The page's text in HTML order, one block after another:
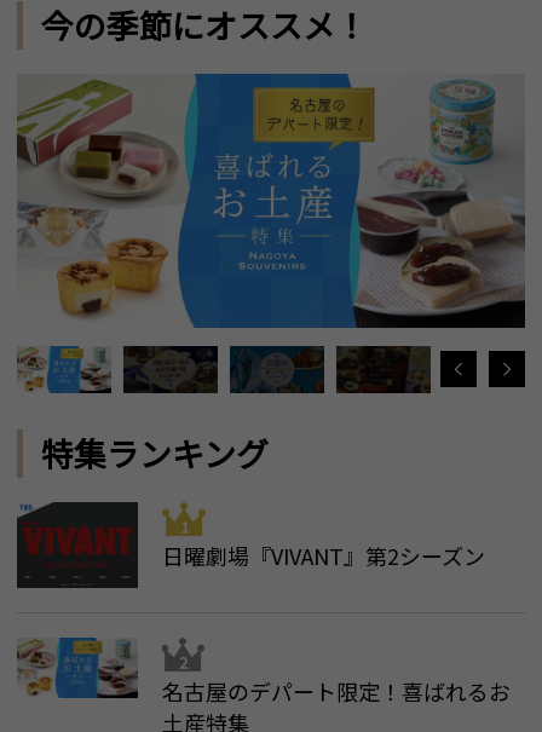
今の季節にオススメ！
特集ランキング
日曜劇場『VIVANT』第2シーズン
名古屋のデパート限定！喜ばれるお
土産特集